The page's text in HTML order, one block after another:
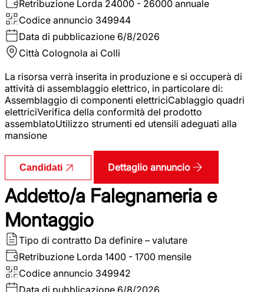
Retribuzione Lorda 24000 - 26000 annuale
Codice annuncio 349944
Data di pubblicazione 6/8/2026
Città Colognola ai Colli
La risorsa verrà inserita in produzione e si occuperà di
attività di assemblaggio elettrico, in particolare di:
Assemblaggio di componenti elettriciCablaggio quadri
elettriciVerifica della conformità del prodotto
assemblatoUtilizzo strumenti ed utensili adeguati alla
mansione
Candidati Dettaglio annuncio
Addetto/a Falegnameria e
Montaggio
Tipo di contratto Da definire – valutare
Retribuzione Lorda 1400 - 1700 mensile
Codice annuncio 349942
Data di pubblicazione 6/8/2026